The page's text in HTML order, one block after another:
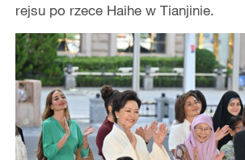
rejsu po rzece Haihe w Tianjinie.